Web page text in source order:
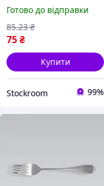
Готово до відправки
75₴
85.23 ₴
Купити
Stockroom 99%